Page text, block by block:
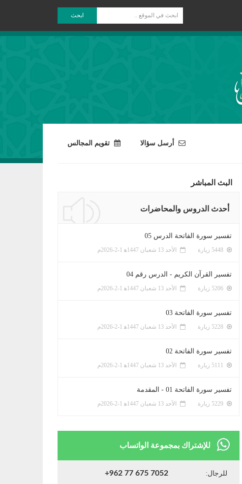
ابحث
أرسل سؤالا تقويم المجالس
البث المباشر
أحدث الدروس والمحاضرات
تفسير سورة الفاتحة الدرس 05
الأحد 13 شعبان 1447ﻫ 1-2-2026م
تفسير القرآن الكريم - الدرس رقم 04
الأحد 13 شعبان 1447ﻫ 1-2-2026م
تفسير سورة الفاتحة 03
الأحد 13 شعبان 1447ﻫ 1-2-2026م
تفسير سورة الفاتحة 02
الأحد 13 شعبان 1447ﻫ 1-2-2026م
تفسير سورة الفاتحة 01 - المقدمة
الأحد 13 شعبان 1447ﻫ 1-2-2026م
للإشتراك بمجموعة الواتساب
للرجال: +962 77 675 7052